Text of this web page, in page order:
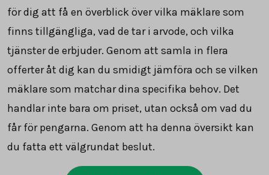
för dig att få en överblick över vilka mäklare som
finns tillgängliga, vad de tar i arvode, och vilka
tjänster de erbjuder. Genom att samla in flera
offerter åt dig kan du smidigt jämföra och se vilken
mäklare som matchar dina specifika behov. Det
handlar inte bara om priset, utan också om vad du
får för pengarna. Genom att ha denna översikt kan
du fatta ett välgrundat beslut.